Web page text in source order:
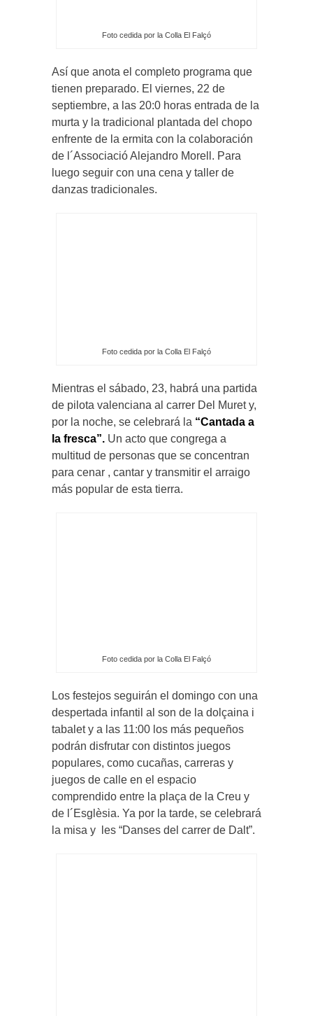
Foto cedida por la Colla El Falçó
Así que anota el completo programa que
tienen preparado. El viernes, 22 de
septiembre, a las 20:0 horas entrada de la
murta y la tradicional plantada del chopo
enfrente de la ermita con la colaboración
de l´Associació Alejandro Morell. Para
luego seguir con una cena y taller de
danzas tradicionales.
Foto cedida por la Colla El Falçó
Mientras el sábado, 23, habrá una partida
de pilota valenciana al carrer Del Muret y,
por la noche, se celebrará la “Cantada a
la fresca”. Un acto que congrega a
multitud de personas que se concentran
para cenar , cantar y transmitir el arraigo
más popular de esta tierra.
Foto cedida por la Colla El Falçó
Los festejos seguirán el domingo con una
despertada infantil al son de la dolçaina i
tabalet y a las 11:00 los más pequeños
podrán disfrutar con distintos juegos
populares, como cucañas, carreras y
juegos de calle en el espacio
comprendido entre la plaça de la Creu y
de l´Esglèsia. Ya por la tarde, se celebrará
la misa y les “Danses del carrer de Dalt”.